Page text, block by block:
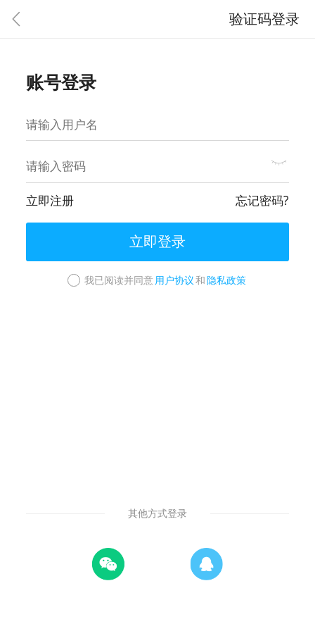
验证码登录
账号登录
立即注册 忘记密码?
立即登录
我已阅读并同意用户协议和隐私政策
其他方式登录